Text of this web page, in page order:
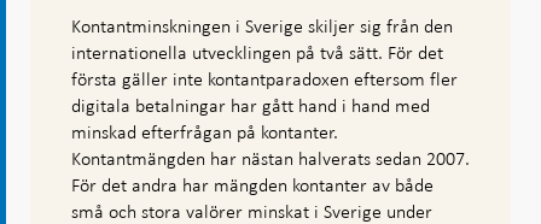
Kontantminskningen i Sverige skiljer sig från den
internationella utvecklingen på två sätt. För det
första gäller inte kontantparadoxen eftersom fler
digitala betalningar har gått hand i hand med
minskad efterfrågan på kontanter.
Kontantmängden har nästan halverats sedan 2007.
För det andra har mängden kontanter av både
små och stora valörer minskat i Sverige under